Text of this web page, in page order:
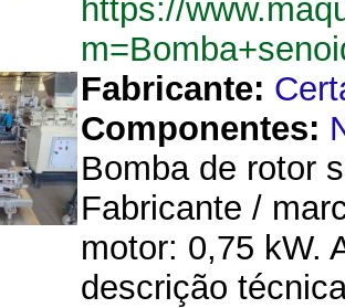
https://
Fabricante:
Componentes:
Bomba de rotor
Fabricante /
motor: 0,75 kW.
descrição